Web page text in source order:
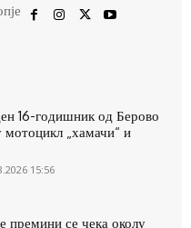
16-годишник од Берово
мотоцикл „хамачи“ и
15:56
премини се чека околу